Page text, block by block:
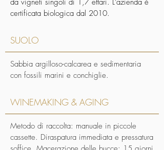
certificata biologica dal 2010.
SUOLO
Sabbia argilloso-calcarea e sedimentaria
con fossili marini e conchiglie.
WINEMAKING & AGING
Metodo di raccolta: manuale in piccole
cassette. Diraspatura immediata e pressatura